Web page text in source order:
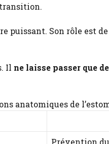
puissant. Son rôle est de
Il ne laisse passer que
anatomiques de
Prévention